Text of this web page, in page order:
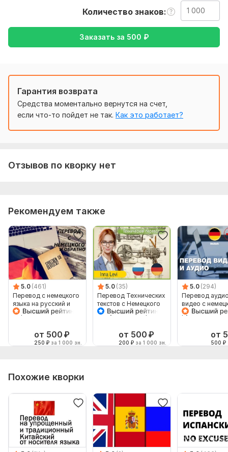
Красота и мода,
Кулинария,
Недвижимость, Работа, карьера
с Английского на Русский
Объем услуги в кворке:
Количество знаков
Заказать за 500 ₽
Гарантия возврата
Средства моментально вернутся на счет,
если что-то пойдет не так. Как это работает?
Отзывов по кворку нет
Рекомендуем также
5.0 (461)
Перевод с немецкого
языка на русский и
обратно
от 500 ₽
250 ₽ за 1 000 зн.
5.0 (35)
Перевод Технических
текстов с Немецкого
на Русский и обратно
от 500 ₽
200 ₽ за 1 000 зн.
5.0 (294)
Перевод
видео с
русский язык и
от
500 ₽
Похожие кворки